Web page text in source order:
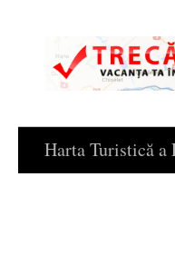
Skip to content
Harta Turistică